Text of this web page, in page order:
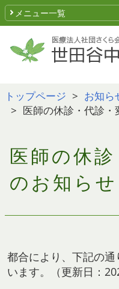
メニュー一覧
トップページ
お知ら
医師の休診・代診
医師の休
のお知らせ
都合により、下記の
います。（更新日：